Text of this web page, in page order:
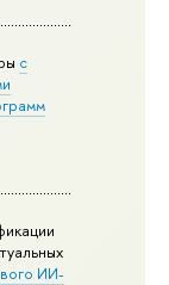
с
ИИ-